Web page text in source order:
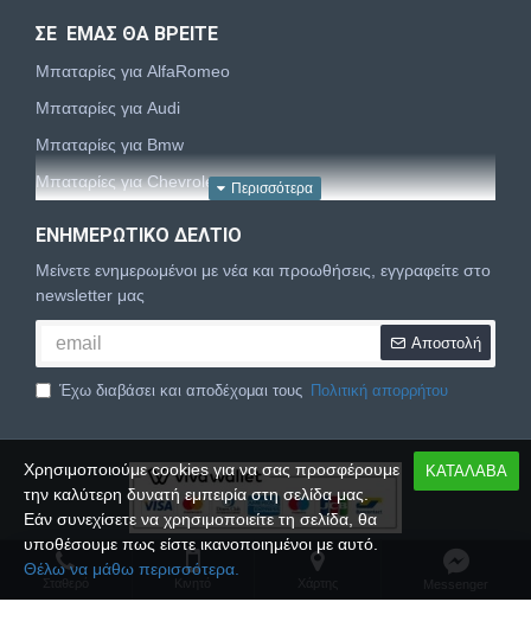
ΣΕ ΕΜΑΣ ΘΑ ΒΡΕΙΤΕ
Μπαταρίες για AlfaRomeo
Μπαταρίες για Audi
Μπαταρίες για Bmw
Μπαταρίες για Chevrolet
Μπαταρίες για Dacia
Μπαταρίες για Daewoo
Μπαταρίες για Daihatsu
Μπαταρίες για Dodge
Μπαταρίες για Fiat
Μπαταρίες για Ford
Μπαταρίες για Honda
Μπαταρίες για Hyundai
ΕΝΗΜΕΡΩΤΙΚΌ ΔΕΛΤΊΟ
Μείνετε ενημερωμένοι με νέα και προωθήσεις, εγγραφείτε στο
newsletter μας
Αποστολή
Έχω διαβάσει και αποδέχομαι τους Πολιτική απορρήτου
Copyright © 2024,Palbatt.gr , All Rights Reserved
ΚΑΤΑΛΑΒΑ
Χρησιμοποιούμε cookies για να σας προσφέρουμε
την καλύτερη δυνατή εμπειρία στη σελίδα μας.
Εάν συνεχίσετε να χρησιμοποιείτε τη σελίδα, θα
υποθέσουμε πως είστε ικανοποιημένοι με αυτό.
Θέλω να μάθω περισσότερα.